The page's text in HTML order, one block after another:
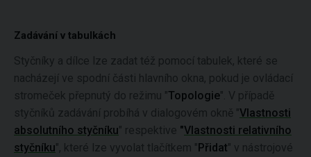
Zadávání v tabulkách
Styčníky a dílce lze zadat též pomocí tabulek, které se
nacházejí ve spodní části hlavního okna, pokud je ovládací
stromeček přepnutý do režimu "Topologie". V případě
styčníků zadávání probíhá v dialogovém okně "Vlastnosti
absolutního styčníku" respektive "Vlastnosti relativního
styčníku", které lze vyvolat tlačítkem "Přidat" v nástrojové